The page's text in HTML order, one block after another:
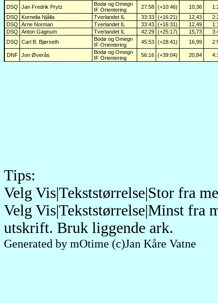
DSQ Jan Fredrik Prytz
Bodø og Omegn
IF Orientering
27:58 (+10:46) 10,36
DSQ
Kornelia Njålla Tverlandet IL 33:33 (+16:21) 12,43
DSQ
Arne Norman Tverlandet IL 33:43 (+16:31) 12,49
DSQ
Anton Gagnum Tverlandet IL 42:29 (+25:17) 15,73
DSQ
Carl B. Bjørseth
Bodø og Omegn
IF Orientering
45:53 (+28:41) 16,99
DNF Jon Øverås
Bodø og Omegn
IF Orientering
56:16 (+39:04) 20,84
Tips:
Velg Vis|Tekststørrelse|Stor fra
Velg Vis|Tekststørrelse|Minst fra
utskrift. Bruk liggende ark.
Generated by mOtime (c)Jan Kåre Vatne